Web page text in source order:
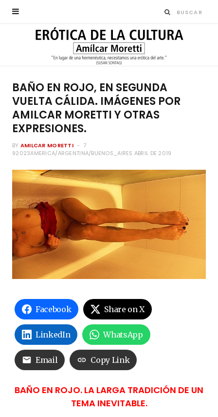
BAÑO EN ROJO, EN SEGUNDA
VUELTA CÁLIDA. IMÁGENES POR
AMILCAR MORETTI Y OTRAS
EXPRESIONES.
BY AMILCAR MORETTI
7
92023AMERICA/ARGENTINA/BUENOS_AIRES ABRIL DE 2019
Facebook Share on X
LinkedIn WhatsApp
Email Copy Link
BAÑO EN ROJO. LA LARGA TRADICIÓN DE UN
TEMA INEVITABLE.